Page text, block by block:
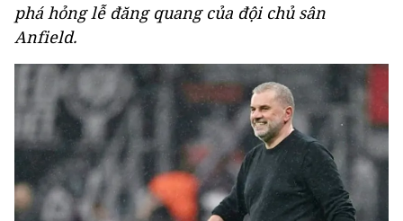
phá hỏng lễ đăng quang của đội chủ sân
Anfield.